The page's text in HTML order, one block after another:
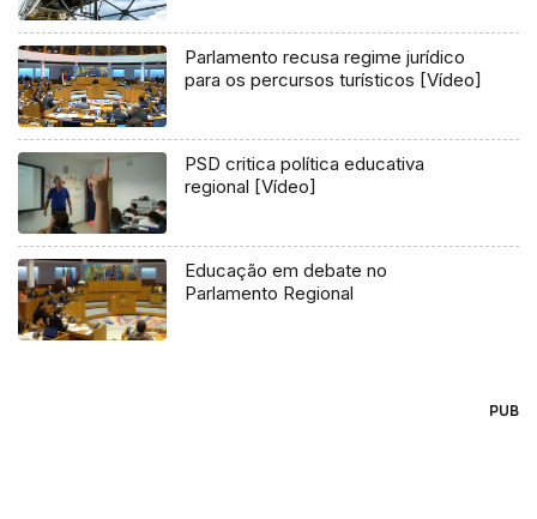
Parlamento recusa regime jurídico
para os percursos turísticos [Vídeo]
PSD critica política educativa
regional [Vídeo]
Educação em debate no
Parlamento Regional
PUB